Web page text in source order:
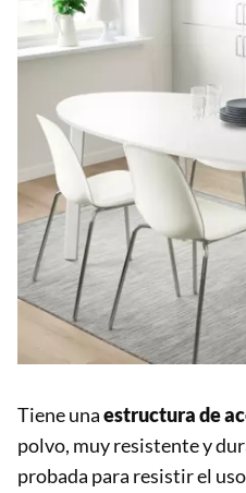
Tiene unaestructura de
polvo, muy resistente y
probada para resistir el